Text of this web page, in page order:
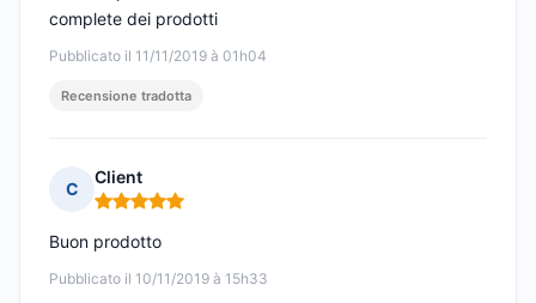
Pubblicato il 11/11/2019 à 01h04
complete dei prodotti
Recensione tradotta
C
Client
Nota: 5 su 5
Pubblicato il 10/11/2019 à 15h33
Buon prodotto